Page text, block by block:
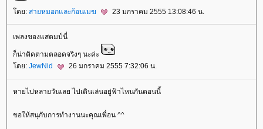
ดย: สายหมอกและก้อนเมฆ 23 มกราคม 2555 13:08:46 น.
เพลงของแสตมป์นี่
ก็น่าคิดตามตลอดจริงๆ นะค่ะ
ดย: JewNid 26 มกราคม 2555 7:32:06 น.
หายไปหลายวันเลย ไปเดินเล่นอยู่ฟ้าไหนกันตอนนี้
ขอให้สนุกับการทำงานนะคุณเพื่อน ^^